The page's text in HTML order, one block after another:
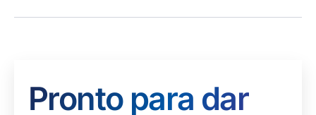
Pronto para dar